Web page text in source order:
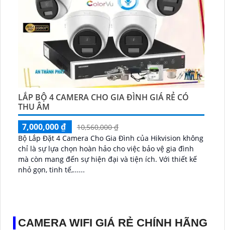
LẮP BỘ 4 CAMERA CHO GIA ĐÌNH GIÁ RẺ CÓ
THU ÂM
7,000,000 ₫
10,560,000 ₫
Bộ Lắp Đặt 4 Camera Cho Gia Đình của Hikvision không
chỉ là sự lựa chọn hoàn hảo cho việc bảo vệ gia đình
mà còn mang đến sự hiện đại và tiện ích. Với thiết kế
nhỏ gọn, tinh tế,......
CAMERA WIFI GIÁ RẺ CHÍNH HÃNG